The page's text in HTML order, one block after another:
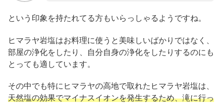
という印象を持たれてる方もいらっしゃるようですね。
ヒマラヤ岩塩はお料理に使うと美味しいばかりではなく、
部屋の浄化をしたり、自分自身の浄化をしたりするのにも
とっても適しています。
その中でも特にヒマラヤの高地で取れたヒマラヤ岩塩は、
天然塩の効果でマイナスイオンを発生するため、滝に行っ